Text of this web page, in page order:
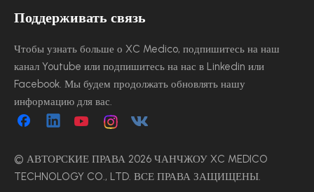
Поддерживать связь
Чтобы узнать больше о XC Medico, подпишитесь на наш
канал Youtube или подпишитесь на нас в Linkedin или
Facebook. Мы будем продолжать обновлять нашу
информацию для вас.
© АВТОРСКИЕ ПРАВА 2026 ЧАНЧЖОУ XC MEDICO
TECHNOLOGY CO., LTD. ВСЕ ПРАВА ЗАЩИЩЕНЫ.